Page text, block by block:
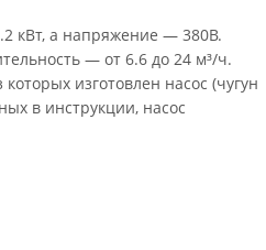
кВт, а напряжение — 380В.
— от 6.6 до 24 м³/ч.
изготовлен насос (чугун
в инструкции, насос